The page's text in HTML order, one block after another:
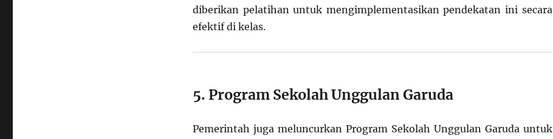
diberikan pelatihan untuk mengimplementasikan pendekatan ini secara
efektif di kelas.
5. Program Sekolah Unggulan Garuda
Pemerintah juga meluncurkan Program Sekolah Unggulan Garuda untuk